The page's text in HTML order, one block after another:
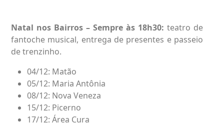
Natal nos Bairros – Sempre às 18h30: teatro de
fantoche musical, entrega de presentes e passeio
de trenzinho.
04/12: Matão
05/12: Maria Antônia
08/12: Nova Veneza
15/12: Picerno
17/12: Área Cura